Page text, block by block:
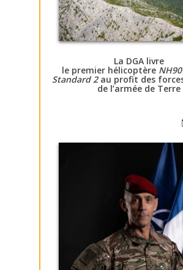
La DGA livre
le premier hélicoptère
Standard 2au profit des
de l’armée de Terre